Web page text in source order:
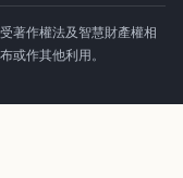
著作權法及智慧財產權相
或作其他利用。